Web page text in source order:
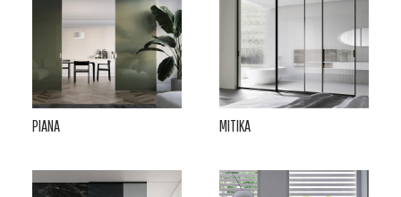
PIANA MITIKA